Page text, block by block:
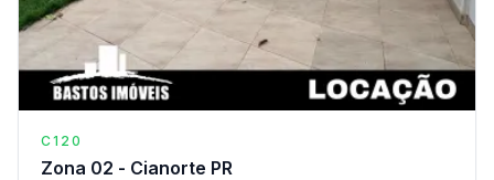
C120
Zona 02 - Cianorte PR